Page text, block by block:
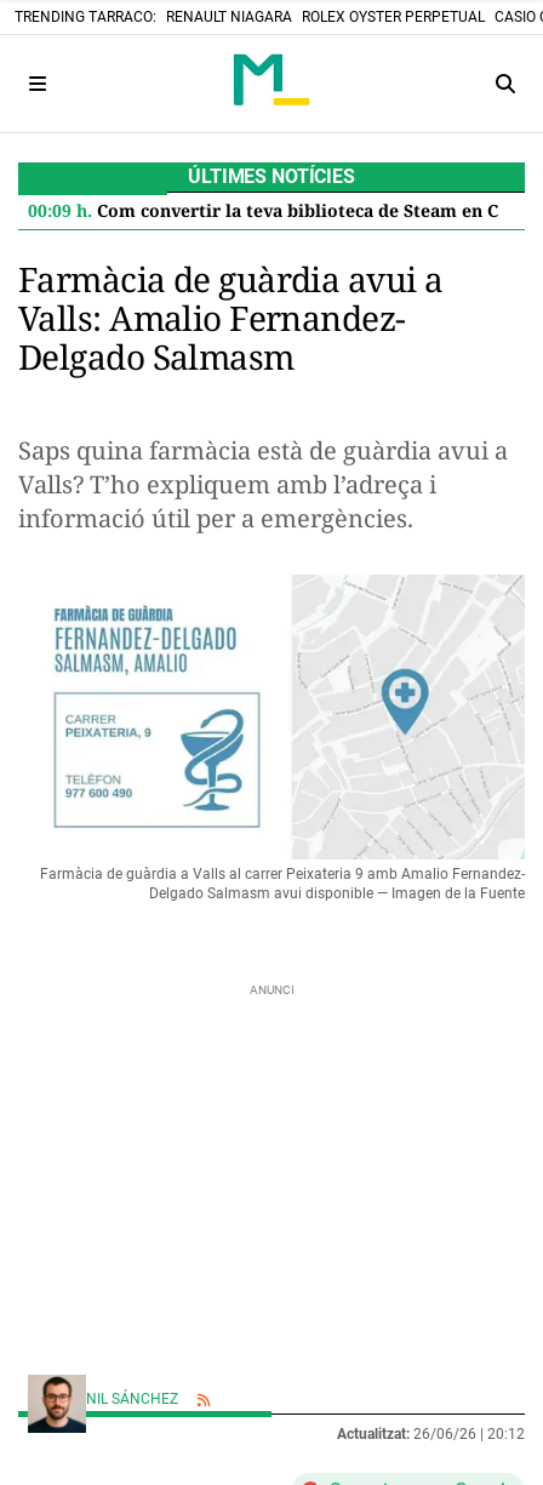
TRENDING TARRACO: RENAULT NIAGARA ROLEX OYSTER PERPETUAL CASIO
ÚLTIMES NOTÍCIES
00:09 h. Com convertir la teva biblioteca de Steam en Cartutxos retro: el projecte DIY que desafia el futur digital
Farmàcia de guàrdia avui a
Valls: Amalio Fernandez-
Delgado Salmasm
Saps quina farmàcia està de guàrdia avui a
Valls? T’ho expliquem amb l’adreça i
informació útil per a emergències.
Farmàcia de guàrdia a Valls al carrer Peixateria 9 amb Amalio Fernandez-
Delgado Salmasm avui disponible — Imagen de la Fuente
NIL SÁNCHEZ
Actualitzat: 26/06/26 | 20:12